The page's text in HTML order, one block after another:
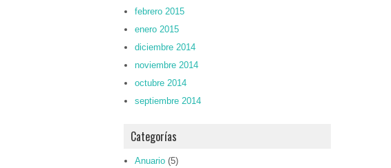
febrero 2015
enero 2015
diciembre 2014
noviembre 2014
octubre 2014
septiembre 2014
Categorías
Anuario (5)